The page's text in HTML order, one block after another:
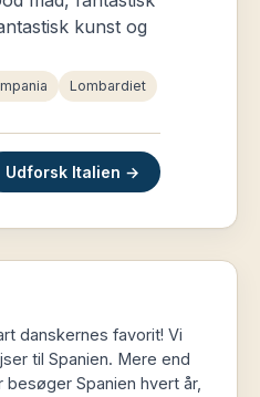
kunst og
Lombardiet
Udforsk Italien →
danskernes favorit! Vi
til Spanien. Mere end
Spanien hvert år,